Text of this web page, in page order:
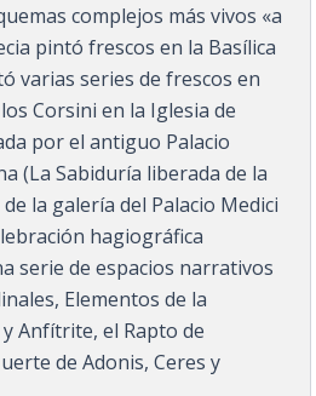
complejos más vivos «a
pintó frescos en la Basílica
varias series de frescos en
Corsini en la Iglesia de
por el antiguo Palacio
(La Sabiduría liberada de la
la galería del Palacio Medici
hagiográfica
serie de espacios narrativos
Elementos de la
Anfítrite, el Rapto de
de Adonis, Ceres y